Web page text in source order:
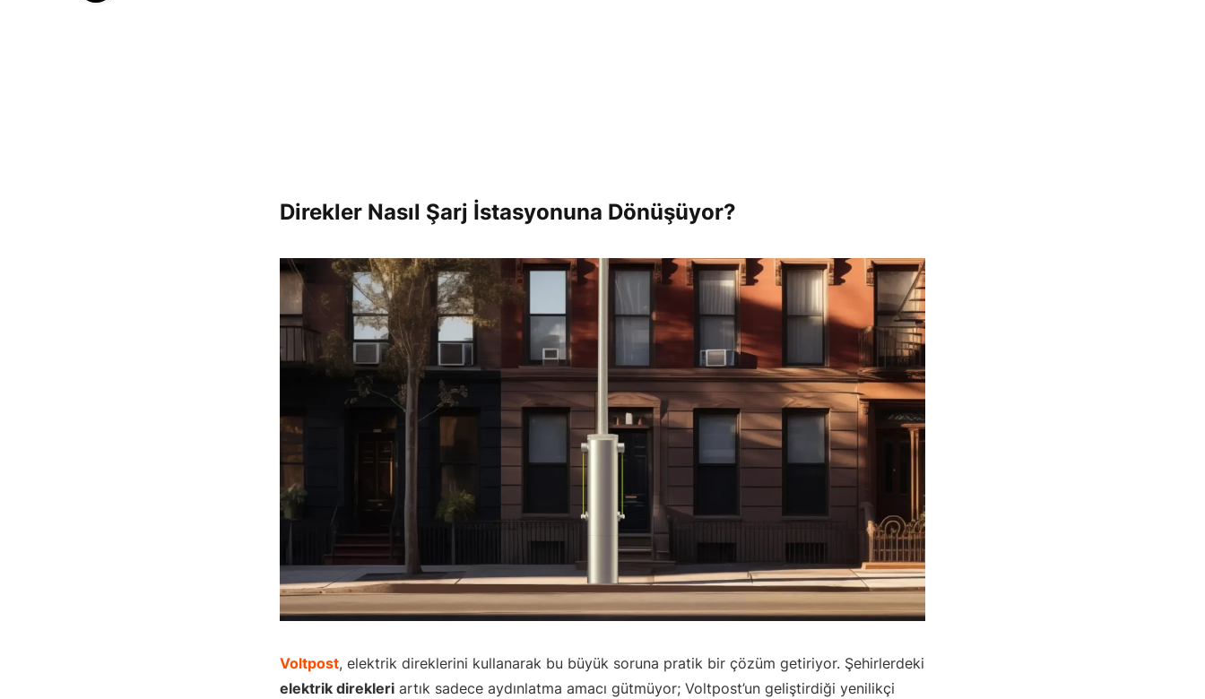
Direkler Nasıl Şarj İstasyonuna Dönüşüyor?
Voltpost, elektrik direklerini kullanarak bu büyük soruna pratik bir çözüm getiriyor. Şehirlerdeki
elektrik direkleri artık sadece aydınlatma amacı gütmüyor; Voltpost’un geliştirdiği yenilikçi